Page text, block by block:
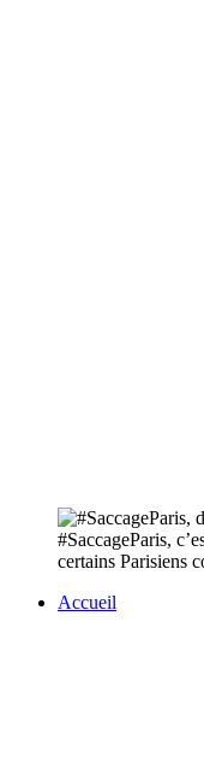
#SaccageParis,
certains Parisiens
Accueil